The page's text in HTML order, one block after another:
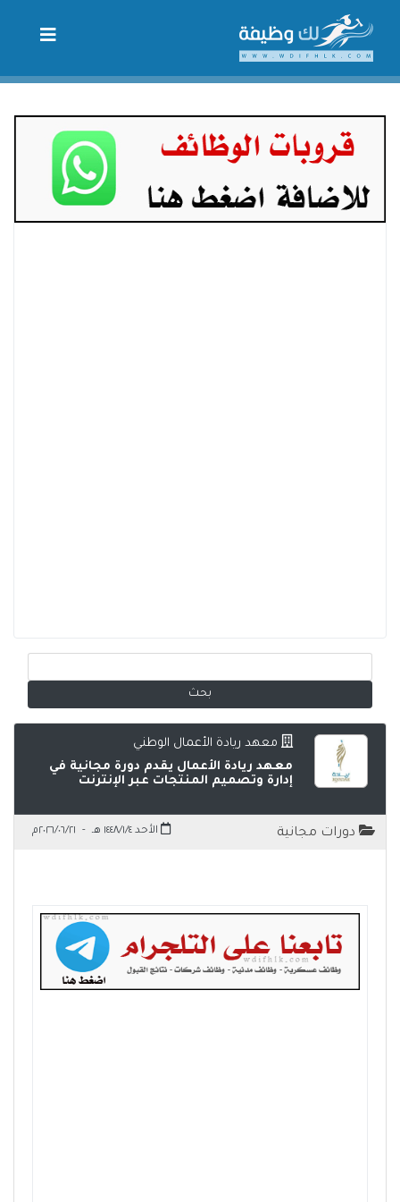
معهد ريادة الأعمال الوطني
معهد ريادة الأعمال يقدم دورة مجانية في
إدارة وتصميم المنتجات عبر الإنترنت
دورات مجانية الأحد ١٤٤٨/١/٤ هـ - ٢٠٢٦/٠٦/٢١م